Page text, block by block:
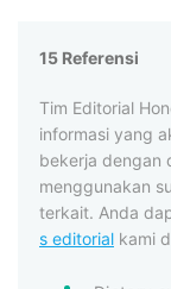
15 Referensi
Tim Editorial
informasi yang
bekerja dengan
menggunakan
terkait. Anda
s editorial kami